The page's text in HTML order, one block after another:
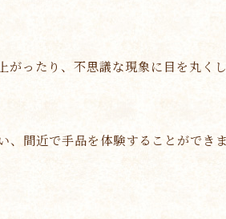
がったり、不思議な現象に目を丸く
、間近で手品を体験することができ